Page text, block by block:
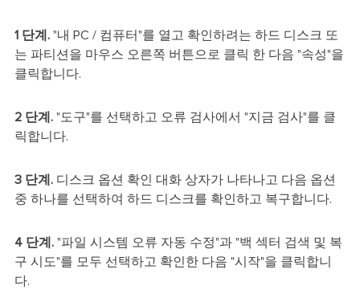
1 단계. "내 PC / 컴퓨터"를 열고 확인하려는 하드 디스크 또
는 파티션을 마우스 오른쪽 버튼으로 클릭 한 다음 "속성"을
클릭합니다.
2 단계. "도구"를 선택하고 오류 검사에서 "지금 검사"를 클
릭합니다.
3 단계.디스크 옵션 확인 대화 상자가 나타나고 다음 옵션
중 하나를 선택하여 하드 디스크를 확인하고 복구합니다.
4 단계."파일 시스템 오류 자동 수정"과 "백 섹터 검색 및 복
구 시도"를 모두 선택하고 확인한 다음 "시작"을 클릭합니
다.